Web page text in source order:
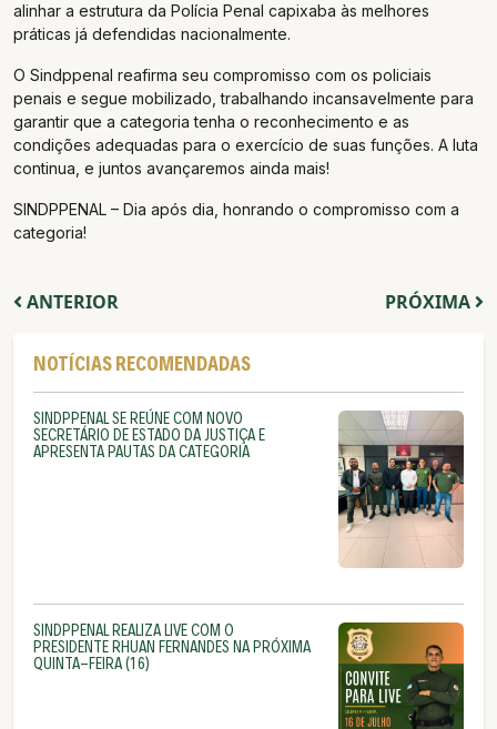
alinhar a estrutura da Polícia Penal capixaba às melhores
práticas já defendidas nacionalmente.
O Sindppenal reafirma seu compromisso com os policiais
penais e segue mobilizado, trabalhando incansavelmente para
garantir que a categoria tenha o reconhecimento e as
condições adequadas para o exercício de suas funções. A luta
continua, e juntos avançaremos ainda mais!
SINDPPENAL – Dia após dia, honrando o compromisso com a
categoria!
PRÓXIMA
ANTERIOR
NOTÍCIAS RECOMENDADAS
SINDPPENAL SE REÚNE COM NOVO
SECRETÁRIO DE ESTADO DA JUSTIÇA E
APRESENTA PAUTAS DA CATEGORIA
SINDPPENAL REALIZA LIVE COM O
PRESIDENTE RHUAN FERNANDES NA PRÓXIMA
QUINTA-FEIRA (16)